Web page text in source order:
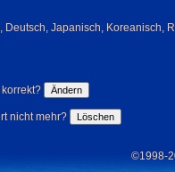
Japanisch, Koreanisch,
nicht mehr?
©1998-